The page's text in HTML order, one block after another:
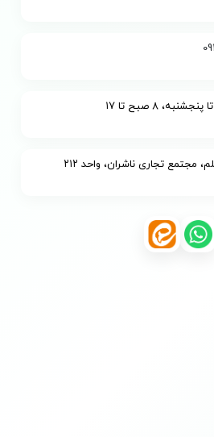
۸ صبح تا ۱۷
مجتمع تجاری ناشران، واحد ۲۱۲